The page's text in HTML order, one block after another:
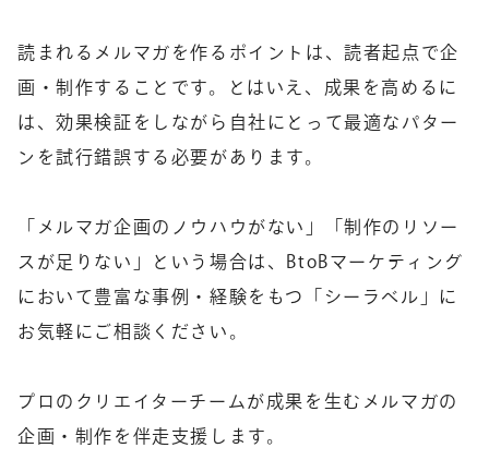
読まれるメルマガを作るポイントは、読者起点で企
画・制作することです。とはいえ、成果を高めるに
は、効果検証をしながら自社にとって最適なパター
ンを試行錯誤する必要があります。
「メルマガ企画のノウハウがない」「制作のリソー
スが足りない」という場合は、BtoBマーケティング
において豊富な事例・経験をもつ「シーラベル」に
お気軽にご相談ください。
プロのクリエイターチームが成果を生むメルマガの
企画・制作を伴走支援します。